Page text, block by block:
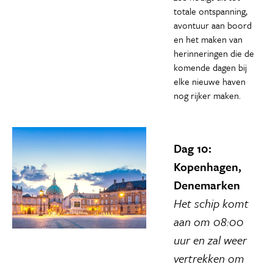
totale ontspanning,
avontuur aan boord
en het maken van
herinneringen die de
komende dagen bij
elke nieuwe haven
nog rijker maken.
Dag 10:
Kopenhagen,
Denemarken
Het schip komt
aan om 08:00
uur en zal weer
vertrekken om